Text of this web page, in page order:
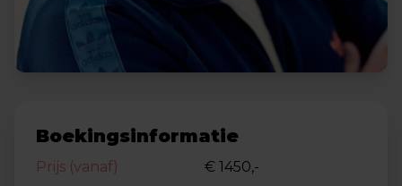
Boekingsinformatie
Prijs (vanaf)
€ 1450,-